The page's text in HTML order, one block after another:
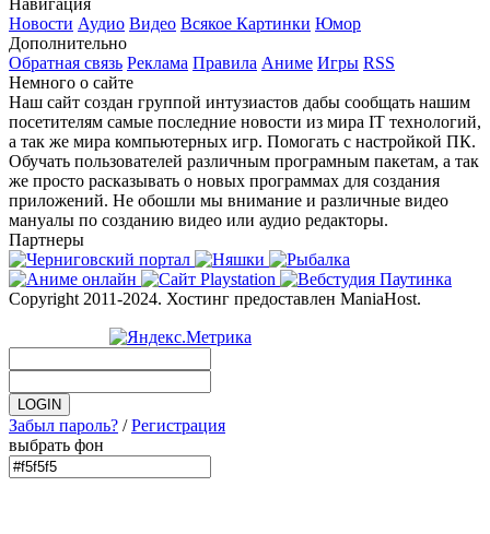
Новости Аудио Видео Всякое Картинки Юмор
Дополнительно
Обратная связь Реклама Правила Аниме Игры RSS
Немного о сайте
Наш сайт создан группой интузиастов дабы сообщать нашим
посетителям самые последние новости из мира IT технологий,
а так же мира компьютерных игр. Помогать с настройкой ПК.
Обучать пользователей различным програмным пакетам, а так
же просто расказывать о новых программах для создания
приложений. Не обошли мы внимание и различные видео
мануалы по созданию видео или аудио редакторы.
Партнеры
Copyright 2011-2024. Хостинг предоставлен ManiaHost.
Забыл пароль? /Регистрация
выбрать фон